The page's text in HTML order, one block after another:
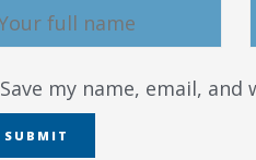
Save my name, email,